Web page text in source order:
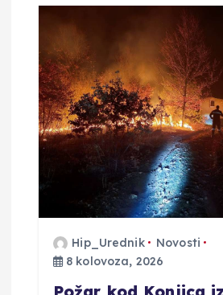
Hip_Urednik
Novosti
8 kolovoza, 2026